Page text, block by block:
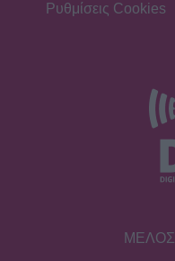
Ρυθμίσεις Cookies
ΜΕΛΟΣ